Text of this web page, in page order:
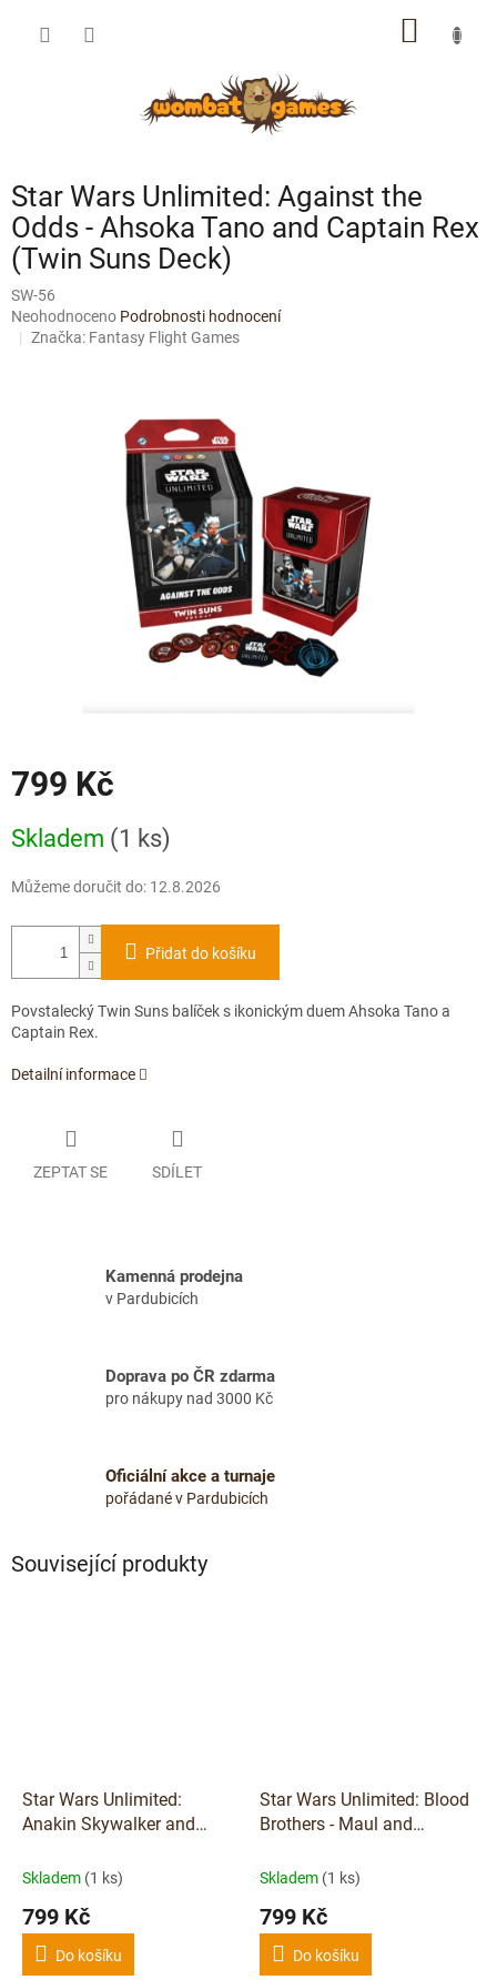
Star Wars Unlimited: Against the
Odds - Ahsoka Tano and Captain Rex
(Twin Suns Deck)
SW-56
Průměrné
hodnocení
Neohodnoceno Podrobnosti hodnocení
Značka: Fantasy Flight Games
799 Kč
cena:
Skladem (1 ks)
Můžeme doručit do: 12.8.2026
Přidat do košíku
Povstalecký Twin Suns balíček s ikonickým duem Ahsoka Tano a
Captain Rex.
Detailní informace
ZEPTAT SE SDÍLET
Kamenná prodejna
v Pardubicích
Doprava po ČR zdarma
pro nákupy nad 3000 Kč
Oficiální akce a turnaje
pořádané v Pardubicích
Související produkty
Star Wars Unlimited:
Anakin Skywalker and
Suns Deck)
Skladem (1 ks)
799 Kč
Do košíku
Star Wars Unlimited: Blood
Brothers - Maul and
Deck)
Skladem (1 ks)
799 Kč
Do košíku